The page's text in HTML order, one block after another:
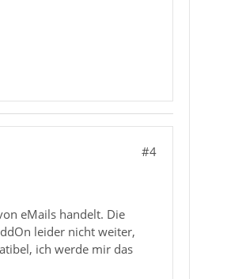
#4
eMails handelt. Die
leider nicht weiter,
ich werde mir das